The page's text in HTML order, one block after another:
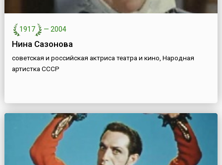
1917 — 2004
Нина Сазонова
советская и российская актриса театра и кино, Народная
артистка СССР